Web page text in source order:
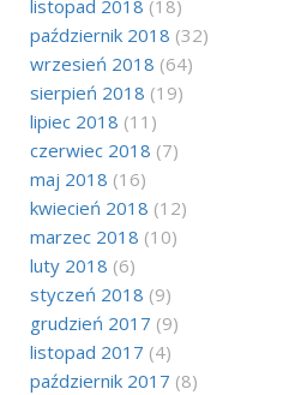
listopad 2018 (18)
październik 2018 (32)
wrzesień 2018 (64)
sierpień 2018 (19)
lipiec 2018 (11)
czerwiec 2018 (7)
maj 2018 (16)
kwiecień 2018 (12)
marzec 2018 (10)
luty 2018 (6)
styczeń 2018 (9)
grudzień 2017 (9)
listopad 2017 (4)
październik 2017 (8)